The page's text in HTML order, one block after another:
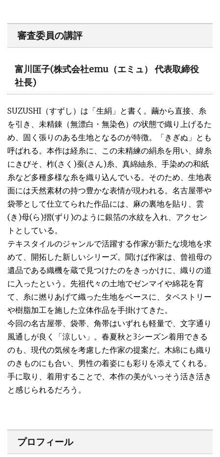
審査委員の講評
富川匡子(株式会社emu（エミュ） 代表取締役
社長)
SUZUSHI（すずし）は「生絹」と書く。繭から直接、糸
を引き、未精錬（無漂白・無染色）の状態で織り上げるた
め、固く張りのある生地となるのが特徴。「きぎぬ」とも
呼ばれる。本作は経糸に、この未精練の絹糸を用い、緯糸
にきびそ、柞(さく)蚕(さん)糸、真綿紬糸、手染めの和紙
糸など多種多様な糸を織り込んでいる。そのため、生地表
面には天然素材の持つ豊かな表情が現われる。名古屋帯や
袋帯として仕立てられた作品には、麻の裏地を貼り、雲
(き)母(ら)摺(ずり)のように銀箔の水紋を入れ、アクセン
トとしている。
テキスタイルのジャンルで活躍する作家が新たな境地を求
めて、開拓した新しいシリーズ。聞けば作家は、曾祖母の
遺品である織機を蔵で見つけたのをきっかけに、織りの道
に入ったという。先祖代々の土地でゼンマイや綿花を育
て、糸に撚りあげて織った生地をベースに、タペストリー
や樹脂加工を施した立体作品を手掛けてきた。
今回の名古屋帯、袋帯、角帯はいずれも軽量で、文字通り
風通しが良く「涼しい」。春夏秋と3シーズン着用できる
のも、現代の気候を考慮した作家の提案だ。木綿にも織り
のきものにも合い、男性の着姿にも彩りを添えてくれる。
手に取り、着用することで、本作の美がいっそう活き活き
と感じられるだろう。
プロフィール